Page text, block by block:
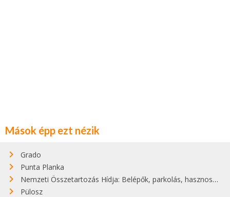
Mások épp ezt nézik
Grado
Punta Planka
Nemzeti Összetartozás Hídja: Belépők, parkolás, hasznos infók
Pülosz